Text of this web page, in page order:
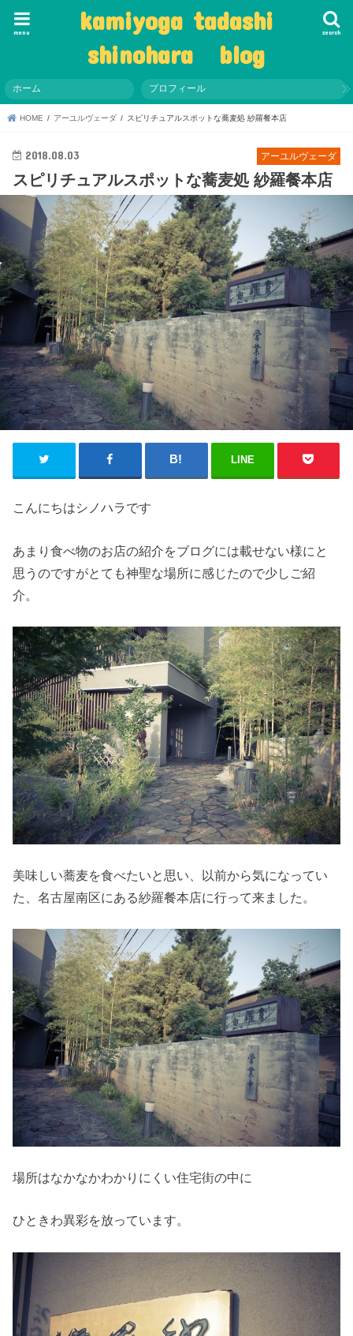
kamiyoga tadashi
shinohara blog
search
menu
ホーム プロフィール
HOME アーユルヴェーダ スピリチュアルスポットな蕎麦処 紗羅餐本店
アーユルヴェーダ
2018.08.03
スピリチュアルスポットな蕎麦処 紗羅餐本店
LINE
こんにちはシノハラです
あまり食べ物のお店の紹介をブログには載せない様にと
思うのですがとても神聖な場所に感じたので少しご紹
介。
美味しい蕎麦を食べたいと思い、以前から気になってい
た、名古屋南区にある紗羅餐本店に行って来ました。
場所はなかなかわかりにくい住宅街の中に
ひときわ異彩を放っています。